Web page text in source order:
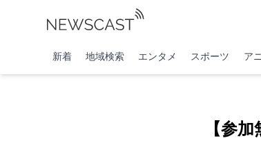
新着 地域検索 エンタメ スポーツ ア
【参